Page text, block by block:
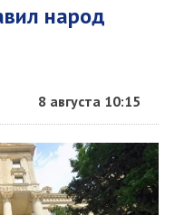
народ
8 августа 10:15